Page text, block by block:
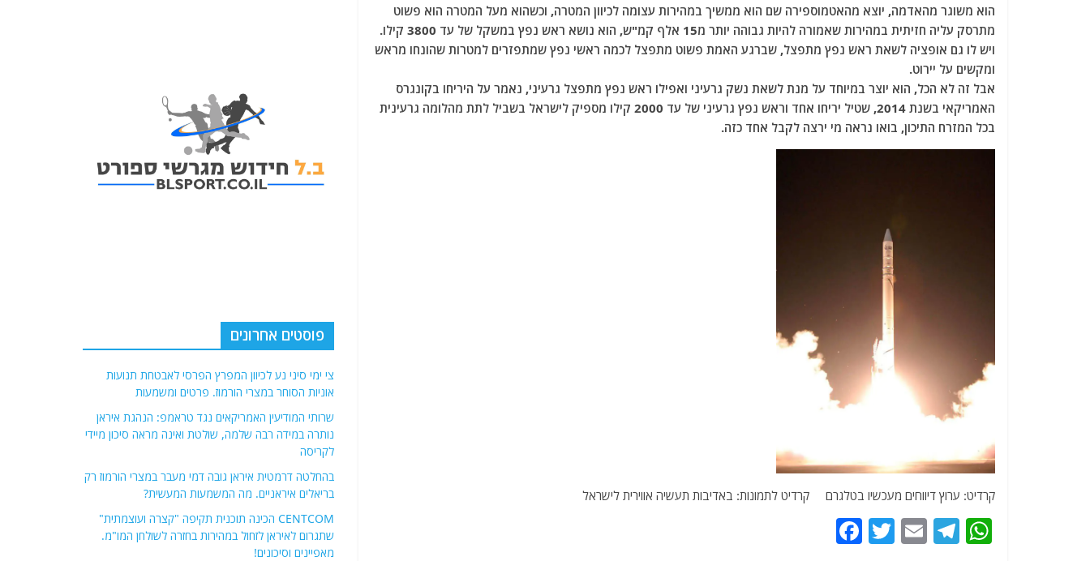
הוא משוגר מהאדמה, יוצא מהאטמוספירה שם הוא ממשיך במהירות עצומה לכיוון המטרה, וכשהוא מעל המטרה הוא פשוט
מתרסק עליה חזיתית במהירות שאמורה להיות גבוהה יותר מ15 אלף קמ"ש, הוא נושא ראש נפץ במשקל של עד 3800 קילו.
ויש לו גם אופציה לשאת ראש נפץ מתפצל, שברגע האמת פשוט מתפצל לכמה ראשי נפץ שמתפזרים למטרות שהונחו מראש
ומקשים על יירוט.
אבל זה לא הכל, הוא יוצר במיוחד על מנת לשאת נשק גרעיני ואפילו ראש נפץ מתפצל גרעיני, נאמר על היריחו בקונגרס
האמריקאי בשנת 2014, שטיל יריחו אחד וראש נפץ גרעיני של עד 2000 קילו מספיק לישראל בשביל לתת מהלומה גרעינית
בכל המזרח התיכון, בואו נראה מי ירצה לקבל אחד כזה.
קרדיט: ערוץ דיווחים מעכשיו בטלגרם קרדיט לתמונות: באדיבות תעשיה אווירית לישראל
W
T
E
T
פוסטים אחרונים
צי ימי סיני נע לכיוון המפרץ הפרסי לאבטחת תנועות
אוניות הסוחר במצרי הורמוז. פרטים ומשמעות
שרותי המודיעין האמריקאים נגד טראמפ: הנהגת איראן
נותרה במידה רבה שלמה, שולטת ואינה מראה סיכון מיידי
לקריסה
בהחלטה דרמטית איראן גובה דמי מעבר במצרי הורמוז רק
בריאלים איראניים. מה המשמעות המעשית?
CENTCOM הכינה תוכנית תקיפה "קצרה ועוצמתית"
שתגרום לאיראן לזחול במהירות בחזרה לשולחן המו"מ.
מאפיינים וסיכונים!